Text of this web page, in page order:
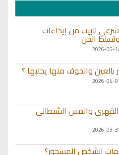
للبيت من إيذاءات
الجن
بالعين والخوف منها يجلبها ؟
والمس الشيطاني
الشخص المسحور؟